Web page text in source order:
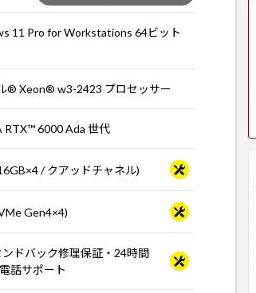
11 Pro for Workstations 64ビット
® Xeon® w3-2423 プロセッサー
RTX™ 6000 Ada 世代
/ クアッドチャネル)
Gen4×4)
ドバック修理保証・24時間
話サポート